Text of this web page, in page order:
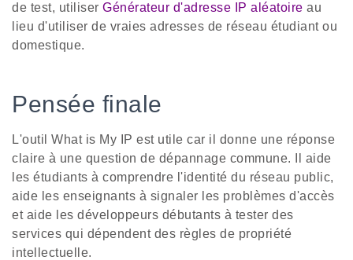
de test, utiliser Générateur d'adresse IP aléatoire au
lieu d'utiliser de vraies adresses de réseau étudiant ou
domestique.
Pensée finale
L'outil What is My IP est utile car il donne une réponse
claire à une question de dépannage commune. Il aide
les étudiants à comprendre l'identité du réseau public,
aide les enseignants à signaler les problèmes d'accès
et aide les développeurs débutants à tester des
services qui dépendent des règles de propriété
intellectuelle.